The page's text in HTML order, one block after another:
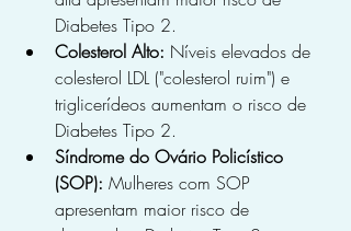
Diabetes Tipo 2.
Colesterol Alto: Níveis elevados de
colesterol LDL ("colesterol ruim") e
triglicerídeos aumentam o risco de
Diabetes Tipo 2.
Síndrome do Ovário Policístico
(SOP): Mulheres com SOP
apresentam maior risco de